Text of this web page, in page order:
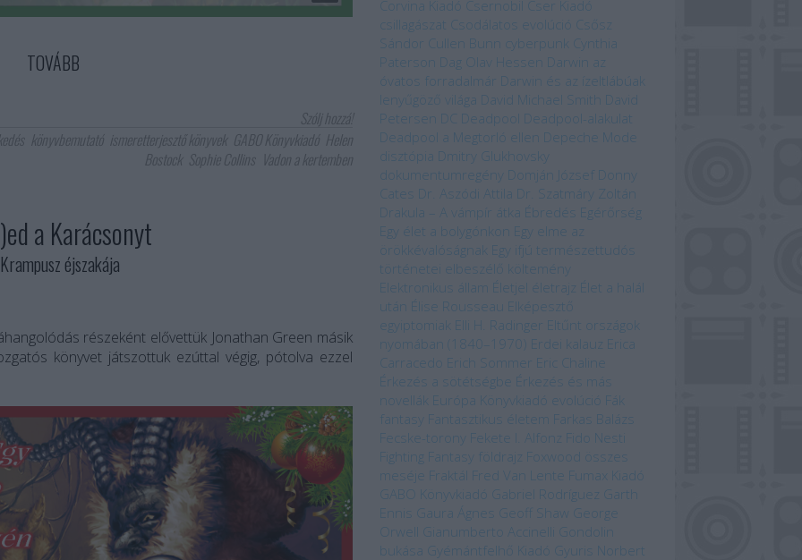
TOVÁBB
Szólj hozzá!
könyvbemutató ismeretterjesztő könyvek GABO Könyvkiadó Helen
Bostock Sophie Collins Vadon a kertemben
a Karácsonyt
éjszakája
részeként elővettük Jonathan Green másik
könyvet játszottuk ezúttal végig, pótolva ezzel
Corvina Kiadó
Csernobil
Cser Kiadó
csillagászat
Csodálatos evolúció
Csősz
Sándor
Cullen Bunn cyberpunk
Cynthia
Paterson Dag Olav Hessen Darwin az
óvatos forradalmár Darwin és az ízeltlábúak
lenyűgöző világa David Michael Smith David
Petersen DC Deadpool
Deadpool-alakulat
Deadpool a Megtorló ellen Depeche Mode
disztópia Dmitry Glukhovsky
dokumentumregény Domján József Donny
Cates
Dr. Aszódi Attila Dr. Szatmáry Zoltán
Drakula – A vámpír átka Ébredés
Egérőrség
Egy élet a bolygónkon Egy elme az
örökkévalóságnak Egy ifjú természettudós
történetei
elbeszélő költemény
Elektronikus állam Életjel életrajz Élet a halál
után Élise Rousseau Elképesztő
egyiptomiak Elli H. Radinger Eltűnt országok
nyomában (1840–1970)
Erdei kalauz Erica
Carracedo
Erich Sommer Eric Chaline
Érkezés a sötétségbe Érkezés és más
novellák Európa Könyvkiadó evolúció
Fák
fantasy Fantasztikus életem Farkas Balázs
Fecske-torony Fekete I. Alfonz Fido Nesti
Fighting Fantasy földrajz Foxwood összes
meséje Fraktál Fred Van Lente Fumax Kiadó
GABO Könyvkiadó
Gabriel Rodríguez
Garth
Ennis
Gaura Ágnes Geoff Shaw
George
Orwell
Gianumberto Accinelli
Gondolin
bukása
Gyémántfelhő Kiadó Gyuris Norbert